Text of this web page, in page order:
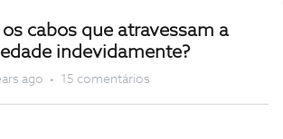
cabos que atravessam a
indevidamente?
ago 15 comentários